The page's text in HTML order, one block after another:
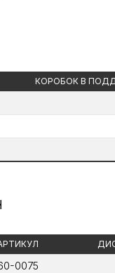
КОРОБОК В
0075